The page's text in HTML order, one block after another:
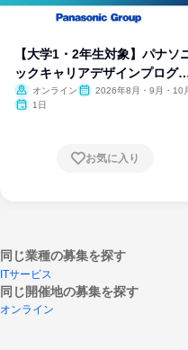
【大学1・2年生対象】パナソ
ックキャリアデザインプログ
ム
オンライン
2026年8月・9月・10
1日
お気に入り
同じ業種の募集を探す
ITサービス
同じ開催地の募集を探す
オンライン